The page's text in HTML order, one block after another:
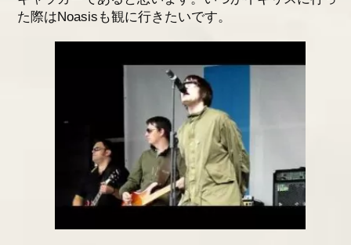
た際はNoasisも観に行きたいです。